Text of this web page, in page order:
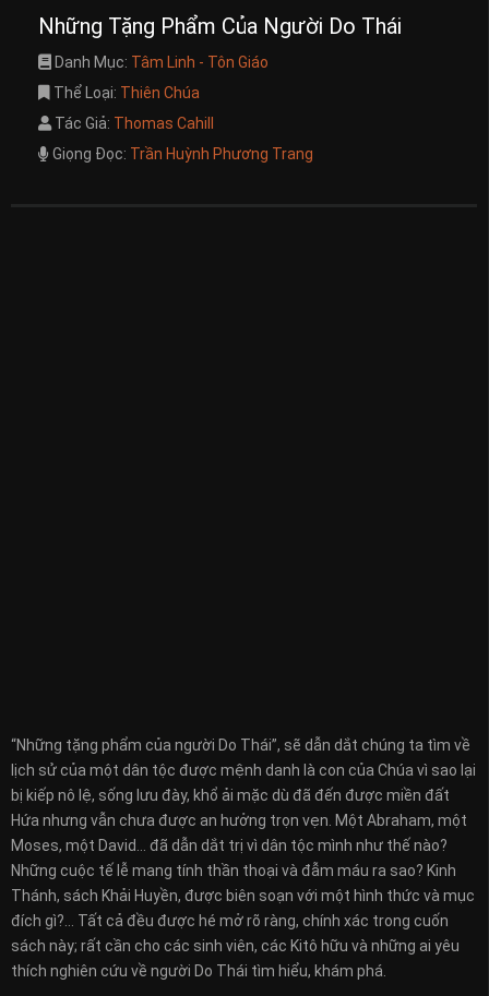
Những Tặng Phẩm Của Người Do Thái
Danh Mục: Tâm Linh - Tôn Giáo
Thể Loại: Thiên Chúa
Tác Giả: Thomas Cahill
Giọng Đọc: Trần Huỳnh Phương Trang
“Những tặng phẩm của người Do Thái”, sẽ dẫn dắt chúng ta tìm về
lịch sử của một dân tộc được mệnh danh là con của Chúa vì sao lại
bị kiếp nô lệ, sống lưu đày, khổ ải mặc dù đã đến được miền đất
Hứa nhưng vẫn chưa được an hưởng trọn vẹn. Một Abraham, một
Moses, một David… đã dẫn dắt trị vì dân tộc mình như thế nào?
Những cuộc tế lễ mang tính thần thoại và đẫm máu ra sao? Kinh
Thánh, sách Khải Huyền, được biên soạn với một hình thức và mục
đích gì?… Tất cả đều được hé mở rõ ràng, chính xác trong cuốn
sách này; rất cần cho các sinh viên, các Kitô hữu và những ai yêu
thích nghiên cứu về người Do Thái tìm hiểu, khám phá.